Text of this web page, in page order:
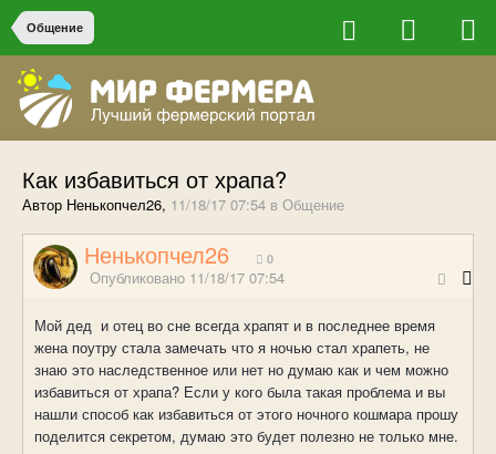
Общение
Как избавиться от храпа?
Автор Ненькопчел26, 11/18/17 07:54 в Общение
Ненькопчел26 0
Опубликовано 11/18/17 07:54
Мой дед и отец во сне всегда храпят и в последнее время
жена поутру стала замечать что я ночью стал храпеть, не
знаю это наследственное или нет но думаю как и чем можно
избавиться от храпа? Если у кого была такая проблема и вы
нашли способ как избавиться от этого ночного кошмара прошу
поделится секретом, думаю это будет полезно не только мне.